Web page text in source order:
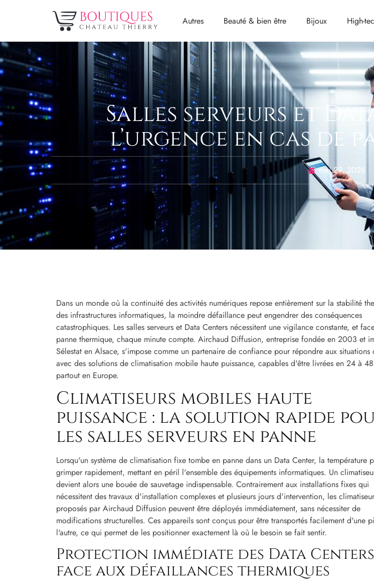
Autres Beauté & bien être Bijoux High-
Salles serveurs et
l’urgence en cas de
mai 29, 2026
Dans un monde où la continuité des activités numériques repose entièrement sur la stabilité
des infrastructures informatiques, la moindre défaillance peut engendrer des conséquences
catastrophiques. Les salles serveurs et Data Centers nécessitent une vigilance constante, et
panne thermique, chaque minute compte. Airchaud Diffusion, entreprise fondée en 2003 et
Sélestat en Alsace, s'impose comme un partenaire de confiance pour répondre aux situations
avec des solutions de climatisation mobile haute puissance, capables d'être livrées en 24 à
partout en Europe.
Climatiseurs mobiles haute
puissance : la solution rapide
les salles serveurs en panne
Lorsqu'un système de climatisation fixe tombe en panne dans un Data Center, la température
grimper rapidement, mettant en péril l'ensemble des équipements informatiques. Un
devient alors une bouée de sauvetage indispensable. Contrairement aux installations fixes qui
nécessitent des travaux d'installation complexes et plusieurs jours d'intervention, les
proposés par Airchaud Diffusion peuvent être déployés immédiatement, sans nécessiter de
modifications structurelles. Ces appareils sont conçus pour être transportés facilement d'une
l'autre, ce qui permet de les positionner exactement là où le besoin se fait sentir.
Protection immédiate des Data Centers
face aux défaillances thermiques